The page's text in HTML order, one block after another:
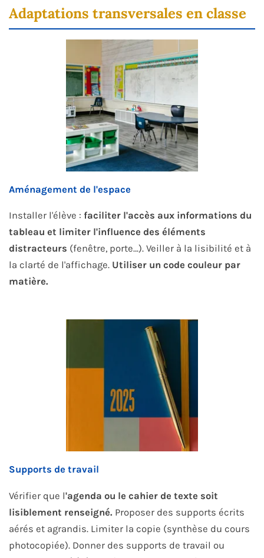
Adaptations transversales en classe
Aménagement de l'espace
Installer l'élève : faciliter l'accès aux informations du
tableau et limiter l'influence des éléments
distracteurs (fenêtre, porte…). Veiller à la lisibilité et à
la clarté de l'affichage. Utiliser un code couleur par
matière.
Supports de travail
Vérifier que l'agenda ou le cahier de texte soit
lisiblement renseigné. Proposer des supports écrits
aérés et agrandis. Limiter la copie (synthèse du cours
photocopiée). Donner des supports de travail ou